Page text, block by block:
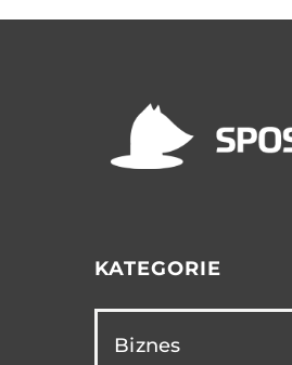
KATEGORIE
Biznes